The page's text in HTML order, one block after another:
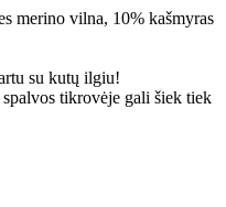
merino vilna, 10% kašmyras
su kutų ilgiu!
tikrovėje gali šiek tiek